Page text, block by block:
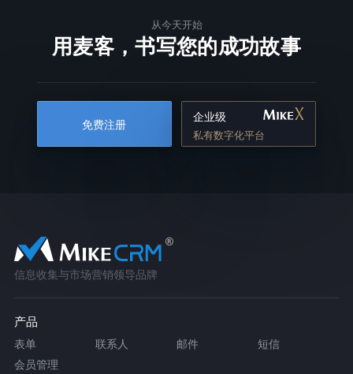
从今天开始
用麦客，书写您的成功故事
免费注册
企业级
私有数字化平台
信息收集与市场营销领导品牌
产品
表单 联系人 邮件
短信
会员管理